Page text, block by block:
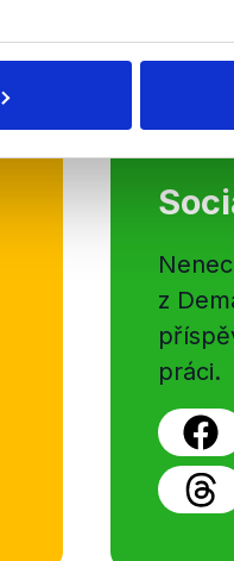
z
práci.